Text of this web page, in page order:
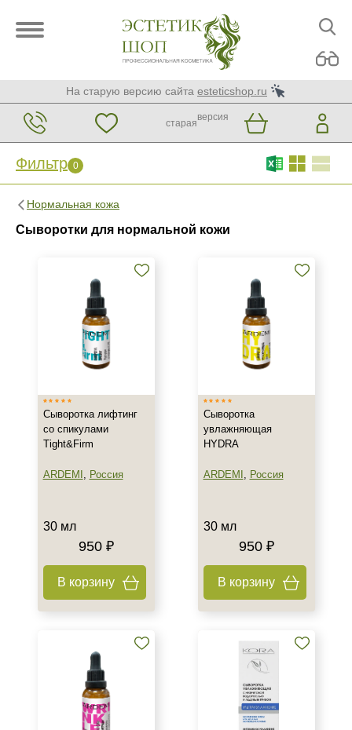
На старую версию сайта esteticshop.ru
старая
версия
Фильтр 0
Нормальная кожа
Сыворотки для нормальной кожи
Фильтр 0
Испания
Россия
Тип товара
Гель
Лифтинг
Показать еще
Класс косметики
Все типы кожи
Сыворотка лифтинг
со спикулами
Tight&Firm
ARDEMI , Россия
30 мл
950 ₽
В корзину
Сыворотка
увлажняющая
HYDRA
ARDEMI , Россия
30 мл
950 ₽
В корзину